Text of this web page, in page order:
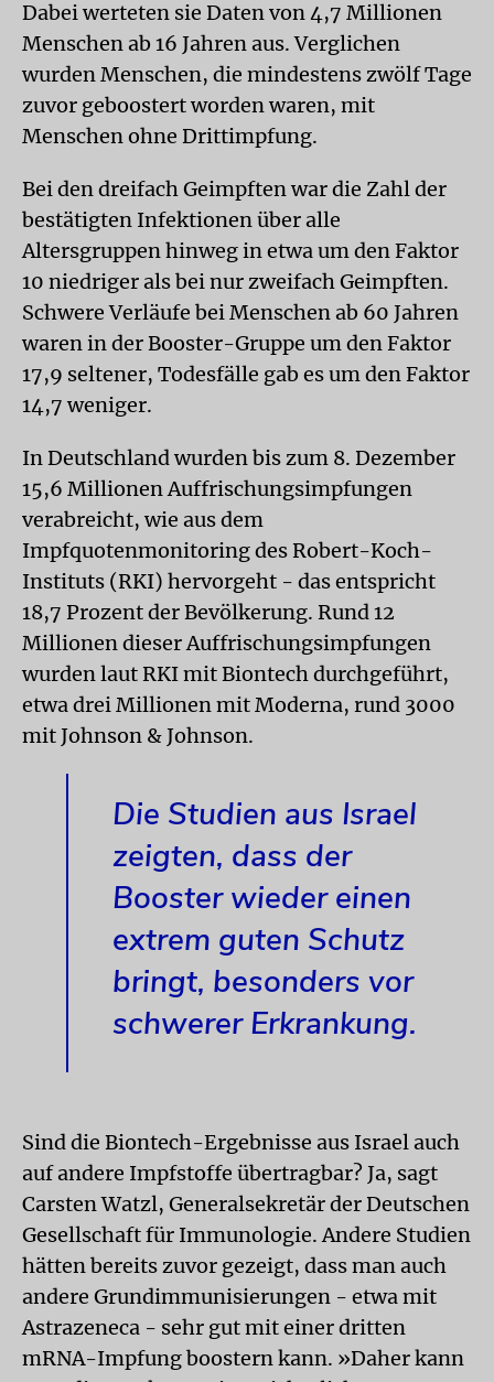
Dabei werteten sie Daten von 4,7 Millionen
Menschen ab 16 Jahren aus. Verglichen
wurden Menschen, die mindestens zwölf Tage
zuvor geboostert worden waren, mit
Menschen ohne Drittimpfung.
Bei den dreifach Geimpften war die Zahl der
bestätigten Infektionen über alle
Altersgruppen hinweg in etwa um den Faktor
10 niedriger als bei nur zweifach Geimpften.
Schwere Verläufe bei Menschen ab 60 Jahren
waren in der Booster-Gruppe um den Faktor
17,9 seltener, Todesfälle gab es um den Faktor
14,7 weniger.
In Deutschland wurden bis zum 8. Dezember
15,6 Millionen Auffrischungsimpfungen
verabreicht, wie aus dem
Impfquotenmonitoring des Robert-Koch-
Instituts (RKI) hervorgeht - das entspricht
18,7 Prozent der Bevölkerung. Rund 12
Millionen dieser Auffrischungsimpfungen
wurden laut RKI mit Biontech durchgeführt,
etwa drei Millionen mit Moderna, rund 3000
mit Johnson & Johnson.
Die Studien aus Israel
zeigten, dass der
Booster wieder einen
extrem guten Schutz
bringt, besonders vor
schwerer Erkrankung.
Sind die Biontech-Ergebnisse aus Israel auch
auf andere Impfstoffe übertragbar? Ja, sagt
Carsten Watzl, Generalsekretär der Deutschen
Gesellschaft für Immunologie. Andere Studien
hätten bereits zuvor gezeigt, dass man auch
andere Grundimmunisierungen - etwa mit
Astrazeneca - sehr gut mit einer dritten
mRNA-Impfung boostern kann. »Daher kann